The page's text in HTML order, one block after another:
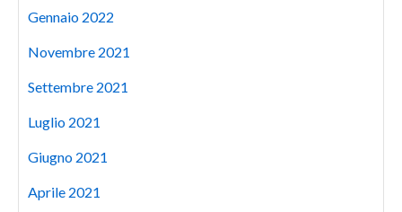
Gennaio 2022
Novembre 2021
Settembre 2021
Luglio 2021
Giugno 2021
Aprile 2021